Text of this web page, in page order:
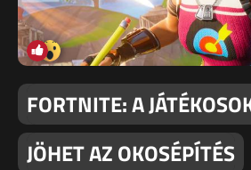
FORTNITE: A
JÖHET AZ OKOSÉPÍTÉS